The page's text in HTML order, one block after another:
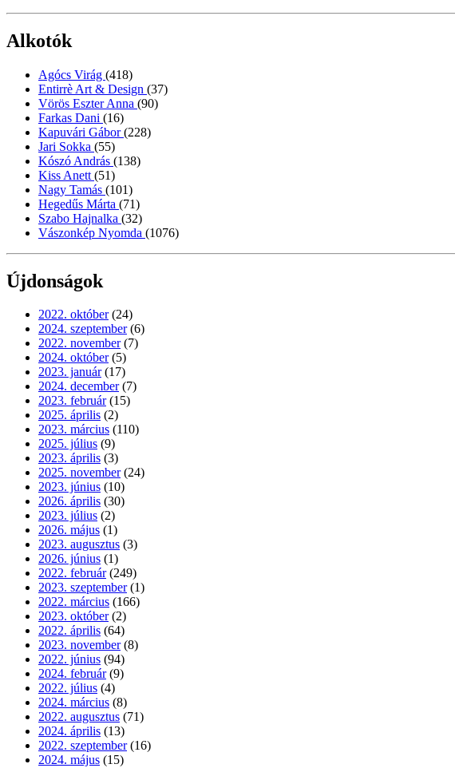
Alkotók
Agócs Virág (418)
Entirrè Art & Design (37)
Vörös Eszter Anna (90)
Farkas Dani (16)
Kapuvári Gábor(228)
Jari Sokka (55)
Kószó András (138)
Kiss Anett (51)
Nagy Tamás (101)
Hegedűs Márta (71)
Szabo Hajnalka (32)
Vászonkép Nyomda (1076)
Újdonságok
2022. október (24)
2024. szeptember (6)
2022. november (7)
2024. október (5)
2023. január (17)
2024. december (7)
2023. február (15)
2025. április (2)
2023. március (110)
2025. július (9)
2023. április (3)
2025. november (24)
2023. június (10)
2026. április (30)
2023. július (2)
2026. május (1)
2023. augusztus (3)
2026. június (1)
2022. február (249)
2023. szeptember (1)
2022. március (166)
2023. október (2)
2022. április (64)
2023. november (8)
2022. június (94)
2024. február (9)
2022. július (4)
2024. március (8)
2022. augusztus (71)
2024. április (13)
2022. szeptember (16)
2024. május (15)